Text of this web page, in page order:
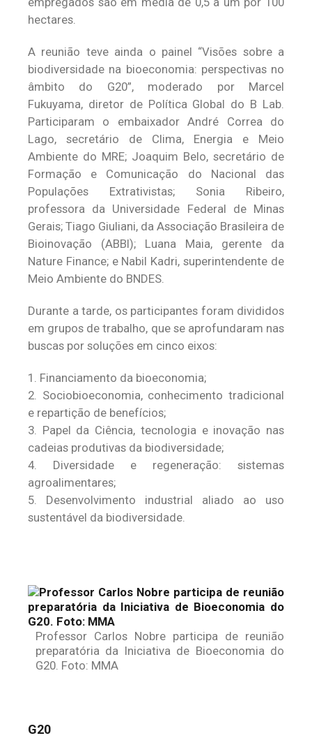
hectares.
A reunião teve ainda o painel “Visões sobre a
biodiversidade na bioeconomia: perspectivas no
âmbito do G20”, moderado por Marcel
Fukuyama, diretor de Política Global do B Lab.
Participaram o embaixador André Correa do
Lago, secretário de Clima, Energia e Meio
Ambiente do MRE; Joaquim Belo, secretário de
Formação e Comunicação do Nacional das
Populações Extrativistas; Sonia Ribeiro,
professora da Universidade Federal de Minas
Gerais; Tiago Giuliani, da Associação Brasileira de
Bioinovação (ABBI); Luana Maia, gerente da
Nature Finance; e Nabil Kadri, superintendente de
Meio Ambiente do BNDES.
Durante a tarde, os participantes foram divididos
em grupos de trabalho, que se aprofundaram nas
buscas por soluções em cinco eixos:
1. Financiamento da bioeconomia;
2. Sociobioeconomia, conhecimento tradicional
e repartição de benefícios;
3. Papel da Ciência, tecnologia e inovação nas
cadeias produtivas da biodiversidade;
4. Diversidade e regeneração: sistemas
agroalimentares;
5. Desenvolvimento industrial aliado ao uso
sustentável da biodiversidade.
Professor Carlos Nobre participa de reunião
preparatória da Iniciativa de Bioeconomia do
G20. Foto: MMA
G20